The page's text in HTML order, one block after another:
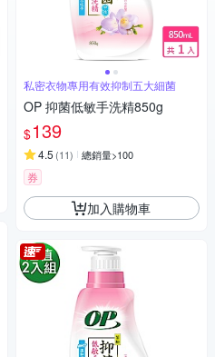
私密衣物專用有效抑制五大細菌
OP 抑菌低敏手洗精850g
$139
4.5 (11) 總銷量>100
券
加入購物車